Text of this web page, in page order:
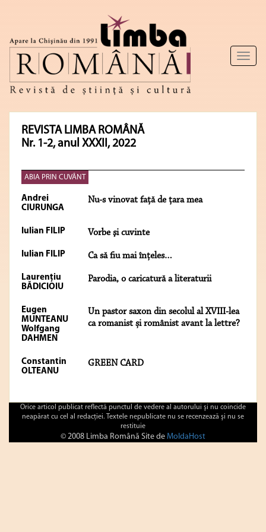
Toggle
REVISTA LIMBA ROMÂNĂ
Nr. 1-2, anul XXXII, 2022
ABIA PRIN CUVÂNT
Andrei
CIURUNGA
Nu-s vinovat faţă de ţara mea
Iulian FILIP Vorbe şi cuvinte
Iulian FILIP Ca să fiu mai înţeles…
Laurențiu
BĂDICIOIU
Parodia, o caricatură a literaturii
Eugen
MUNTEANU
Wolfgang
DAHMEN
Un pastor saxon din secolul al XVIII-lea
ca romanist și românist avant la lettre?
Constantin
OLTEANU
GREEN CARD
Orice articol publicat reflectă punctul de vedere al autorului şi nu coincide
neapărat cu cel al redacţiei. Textele nepublicate nu se recenzează şi nu se
restituie
© 2008 Limba Română Site de MoldaHost